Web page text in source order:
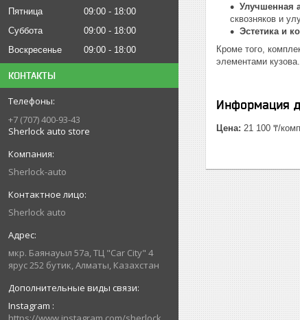
Пятница
09:00
18:00
Суббота
09:00
18:00
Воскресенье
09:00 18:00
КОНТАКТЫ
+7 (707) 400-93-43
Sherlock auto store
Sherlock-auto
Sherlock auto
мкр. Баянауыл 57а, ТЦ "Car Сity" 4
ярус 252 бутик, Алматы, Казахстан
Instagram
Улучшенная
сквозняков и
Эстетика и
Кроме того,
элементами кузова.
Информация
Цена: 21 100 ₸/